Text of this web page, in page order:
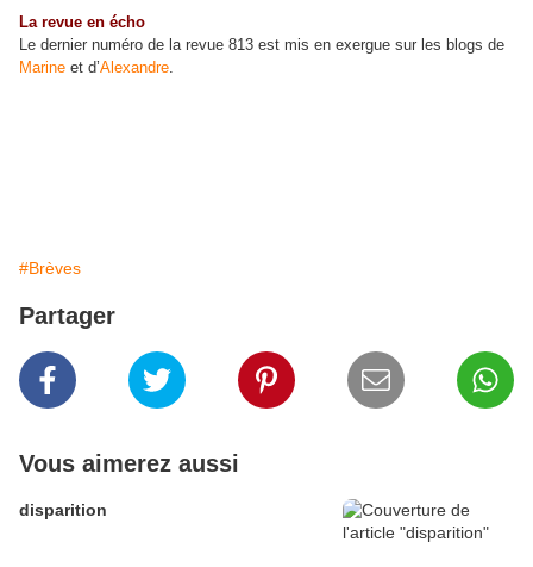
La revue en écho
Le dernier numéro de la revue 813 est mis en exergue sur les blogs de
Marine et d’Alexandre.
#Brèves
Partager
Vous aimerez aussi
disparition